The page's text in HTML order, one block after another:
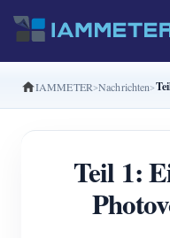
Produkte
Einphasiger
Split-Phase-
Dreiphasiger
IAMMETER Nachrichten
Teil 1: